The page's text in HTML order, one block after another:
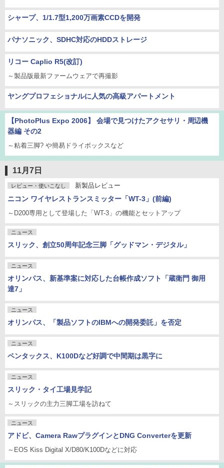
シャープ、1/1.7型1,200万画素CCDを開発
パナソニック、SDHC対応のHDDストレージ
リコー Caplio R5(改訂)
～製品版最新ファームウェアで再撮影
ヤングプロフェショナルに人気の高級アパートメント
【PhotoPlus Expo 2006】 会場で見つけたアクセサリ・周辺機
器編 その2
～粘着三脚? や簡易ドライボックスなど
11月7日
レビュー・使いこなし 新製品レビュー
ニコン ワイヤレストランスミッター「WT-3」(前編)
～D200専用として登場した「WT-3」の機能とセットアップ
ニュース
スリック、創立50周年記念三脚「グッドマン・デジタル」
ニュース
オリンパス、新基準案に対応した台帳作成ソフト「蔵衛門 御用
達7」
ニュース
オリンパス、「製品ソフトのIBMへの開発委託」を否定
ニュース
ペンタックス、K100Dなど好調で中間期は黒字に
ニュース
スリック・タイ工場見学記
～スリックの主力三脚工場を訪ねて
ニュース
アドビ、Camera RawプラグインとDNG Converterを更新
～EOS Kiss Digital X/D80/K100Dなどに対応